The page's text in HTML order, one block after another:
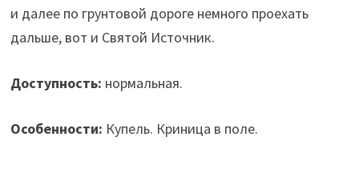
и далее по грунтовой дороге немного проехать
дальше, вот и Святой Источник.
Доступность: нормальная.
Особенности: Купель. Криница в поле.